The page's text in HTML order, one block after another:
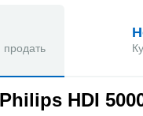
продать
Philips HDI